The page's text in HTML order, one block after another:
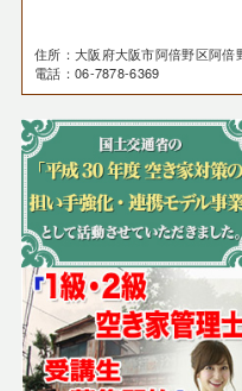
住所：大阪府大阪市阿倍野区阿
電話：06-7878-6369